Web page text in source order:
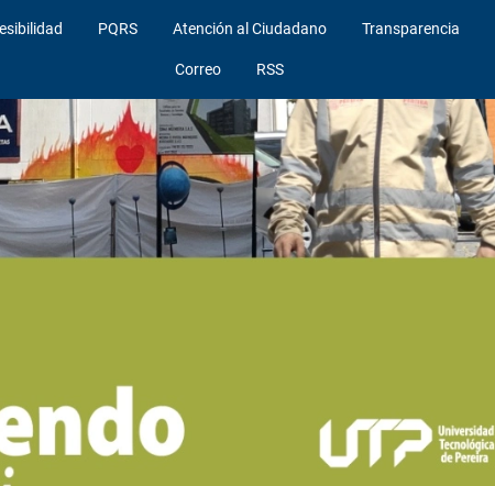
PQRS Atención al Ciudadano Transparencia
Correo RSS